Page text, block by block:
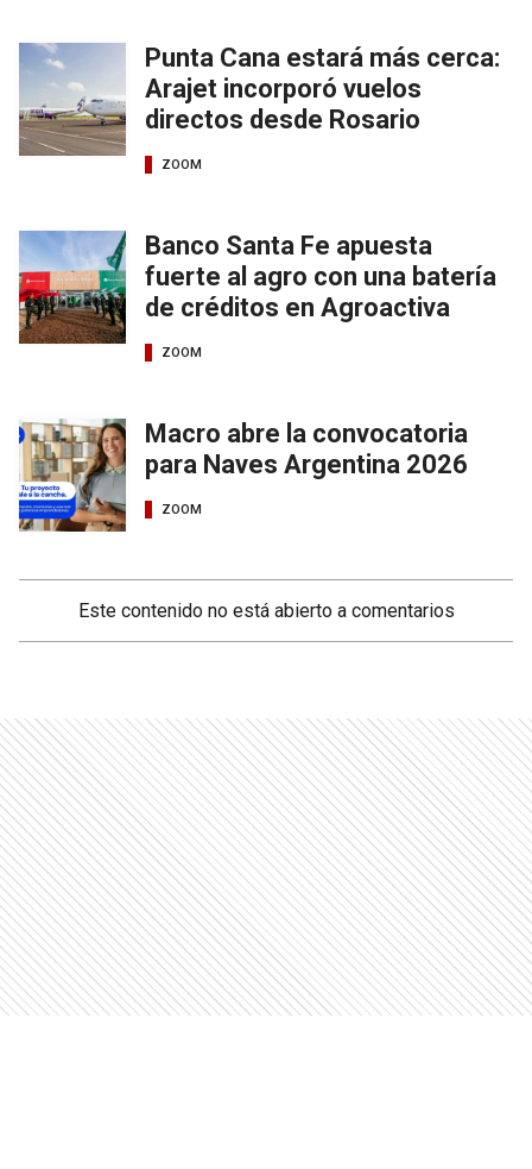
Punta Cana estará más cerca:
Arajet incorporó vuelos
directos desde Rosario
ZOOM
Banco Santa Fe apuesta
fuerte al agro con una batería
de créditos en Agroactiva
ZOOM
Macro abre la convocatoria
para Naves Argentina 2026
ZOOM
Este contenido no está abierto a comentarios